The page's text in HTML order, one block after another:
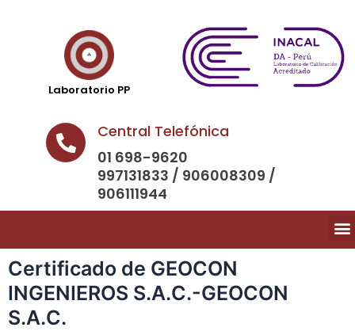
Laboratorio PP
Central Telefónica
01 698-9620
997131833 / 906008309 /
906111944
Certificado de GEOCON
INGENIEROS S.A.C.-GEOCON
S.A.C.